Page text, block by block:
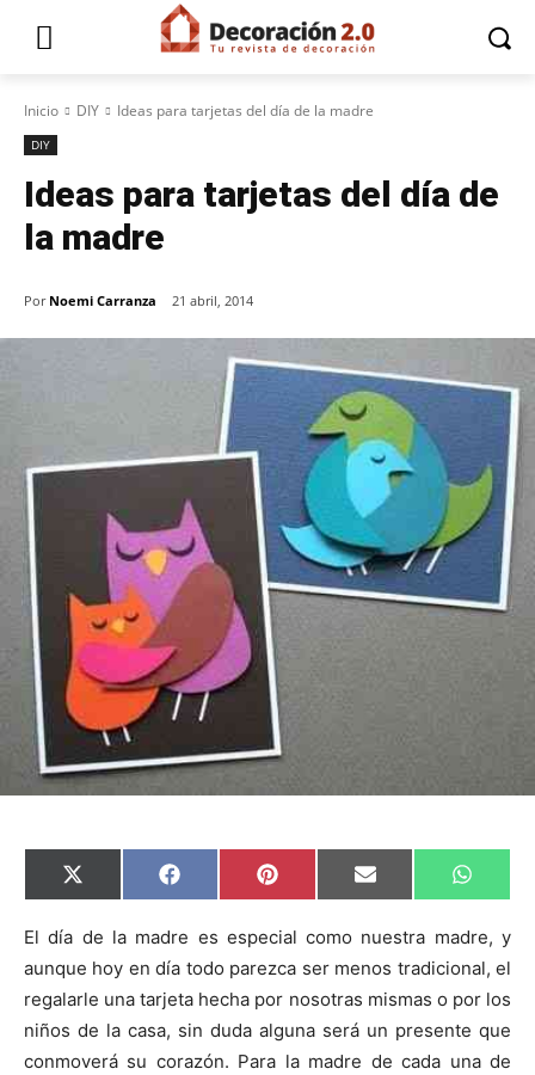
Inicio DIY Ideas para tarjetas del día de la madre
DIY
Ideas para tarjetas del día de
la madre
Por Noemi Carranza 21 abril, 2014
C
o
p
r
t
i
r
e
n
X
(
w
t
t
e
r
)
C
o
p
r
t
i
r
e
n
F
a
e
o
o
k
C
o
p
r
i
r
e
n
P
i
t
r
e
s
t
C
o
p
r
i
r
e
n
E
m
i
C
o
p
r
i
r
e
n
W
h
t
A
p
p
El día de la madre es especial como nuestra madre, y
aunque hoy en día todo parezca ser menos tradicional, el
regalarle una tarjeta hecha por nosotras mismas o por los
niños de la casa, sin duda alguna será un presente que
conmoverá su corazón. Para la madre de cada una de